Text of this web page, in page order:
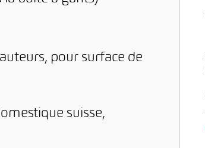
pour surface de
suisse,